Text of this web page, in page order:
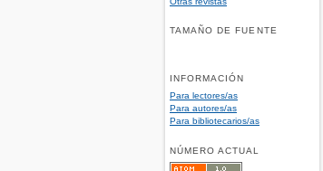
TAMAÑO DE FUENTE
INFORMACIÓN
Para lectores/as
Para autores/as
Para bibliotecarios/as
NÚMERO ACTUAL